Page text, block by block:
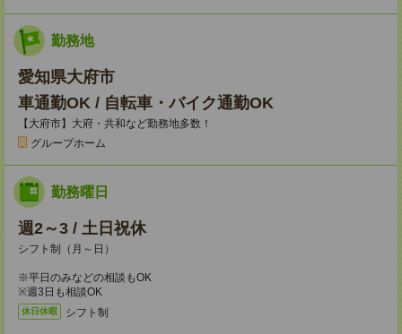
勤務地
愛知県大府市
車通勤OK / 自転車・バイク通勤OK
【大府市】大府・共和など勤務地多数！
グループホーム
勤務曜日
週2～3 / 土日祝休
シフト制（月～日）
※平日のみなどの相談もOK
※週3日も相談OK
休日休暇 シフト制